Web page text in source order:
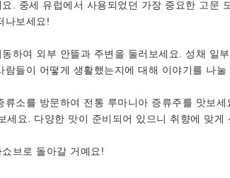
. 중세 유럽에서 사용되었던 가장 중요한 고문
나보세요!
하여 외부 안뜰과 주변을 둘러보세요. 성채 일
람들이 어떻게 생활했는지에 대해 이야기를 나눌
류소를 방문하여 전통 루마니아 증류주를 맛보
세요. 다양한 맛이 준비되어 있으니 취향에 맞게
브로 돌아갈 거예요!